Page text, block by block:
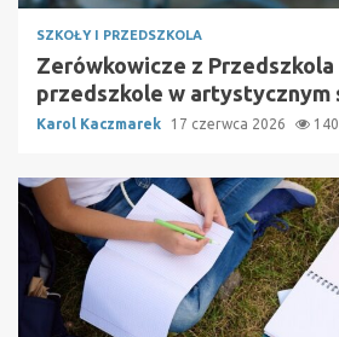
SZKOŁY I PRZEDSZKOLA
Zerówkowicze z Przedszkola
przedszkole w artystycznym
Karol Kaczmarek 17 czerwca 2026 140